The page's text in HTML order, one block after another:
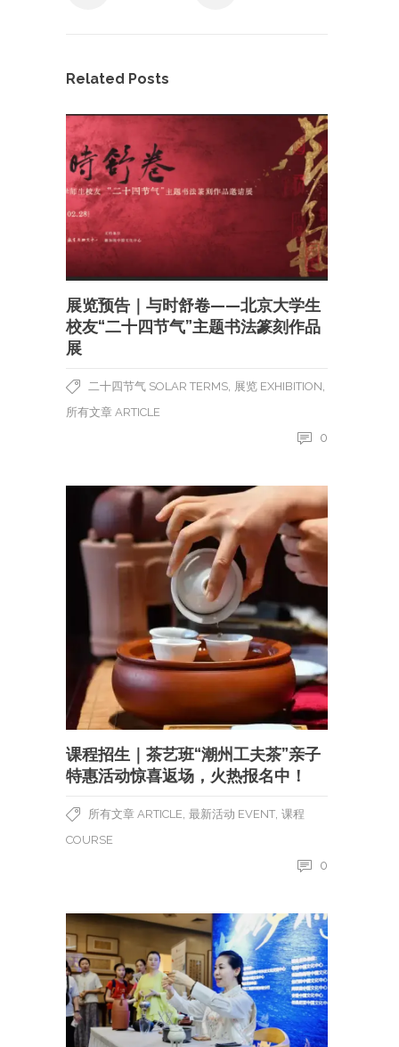
Related Posts
展览预告｜与时舒卷——北京大学生
校友“二十四节气”主题书法篆刻作品
展
二十四节气 SOLAR TERMS 展览 EXHIBITION
所有文章 ARTICLE
0
课程招生｜茶艺班“潮州工夫茶”亲子
特惠活动惊喜返场，火热报名中！
所有文章 ARTICLE 最新活动 EVENT 课程
COURSE
0